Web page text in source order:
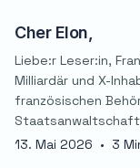
Cher Elon,
Liebe:r Leser:in,
Milliardär und X-
französischen
Staatsanwaltschaft
13. Mai 2026 • 3